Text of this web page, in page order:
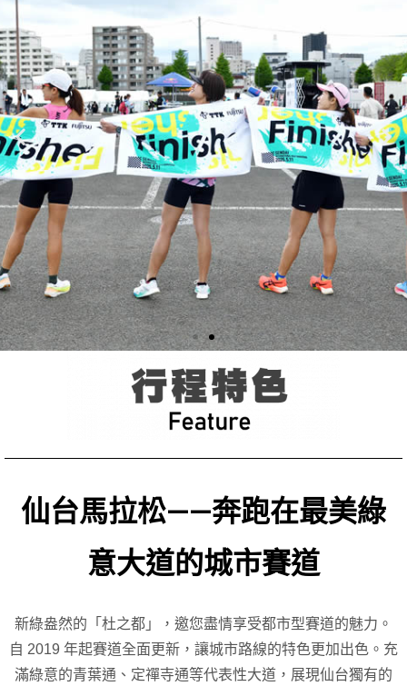
仙台馬拉松——奔跑在最美綠
意大道的城市賽道
新綠盎然的「杜之都」，邀您盡情享受都市型賽道的魅力。
自 2019 年起賽道全面更新，讓城市路線的特色更加出色。充
滿綠意的青葉通、定禪寺通等代表性大道，展現仙台獨有的